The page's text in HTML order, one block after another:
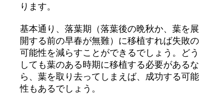
ります。
基本通り、落葉期（落葉後の晩秋か、葉を展
開する前の早春が無難）に移植すれば失敗の
可能性を減らすことができるでしょう。どう
しても葉のある時期に移植する必要があるな
ら、葉を取り去ってしまえば、成功する可能
性もあるでしょう。